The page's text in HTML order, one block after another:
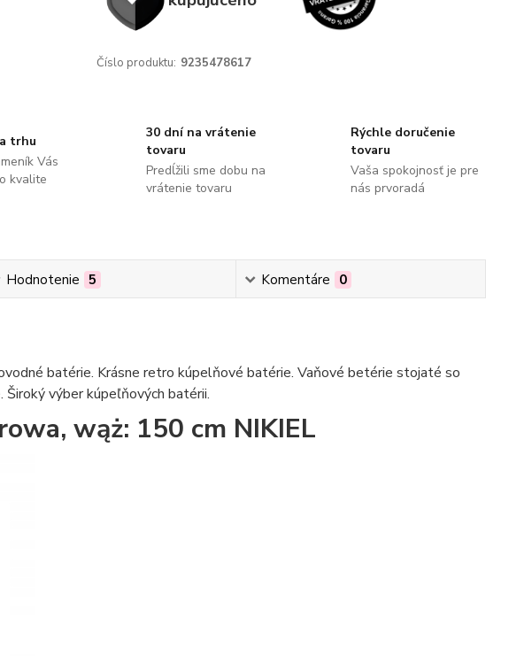
Číslo produktu: 9235478617
trhu
Vás
kvalite
30 dní na vrátenie
tovaru
Predĺžili sme dobu na
vrátenie tovaru
Rýchle doručenie
tovaru
Vaša spokojnosť je pre
nás prvoradá
Hodnotenie 5 Komentáre 0
batérie. Krásne retro kúpelňové batérie. Vaňové betérie stojaté so
výber kúpeľňových batérii.
wąż: 150 cm NIKIEL